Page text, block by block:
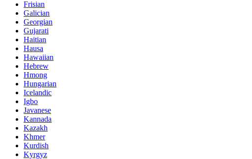
Frisian
Galician
Georgian
Gujarati
Haitian
Hausa
Hawaiian
Hebrew
Hmong
Hungarian
Icelandic
Igbo
Javanese
Kannada
Kazakh
Khmer
Kurdish
Kyrgyz